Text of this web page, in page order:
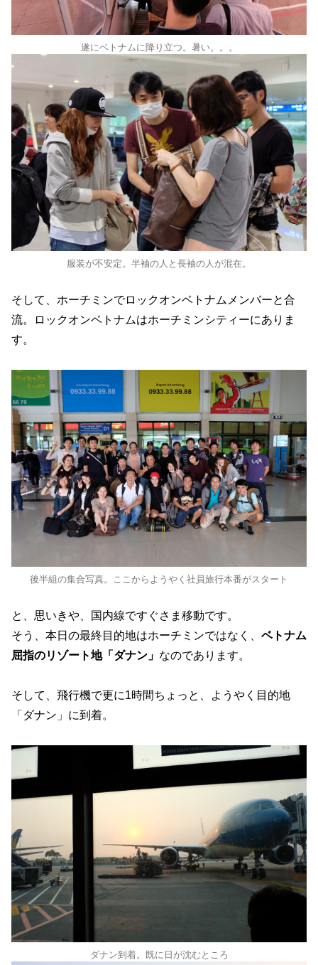
遂にベトナムに降り立つ。暑い。。。
服装が不安定。半袖の人と長袖の人が混在。
そして、ホーチミンでロックオンベトナムメンバーと合
流。ロックオンベトナムはホーチミンシティーにありま
す。
後半組の集合写真。ここからようやく社員旅行本番がスタート
と、思いきや、国内線ですぐさま移動です。
そう、本日の最終目的地はホーチミンではなく、 ベトナム
屈指のリゾート地「ダナン」 なのであります。
そして、飛行機で更に1時間ちょっと、ようやく目的地
「ダナン」に到着。
ダナン到着。既に日が沈むところ